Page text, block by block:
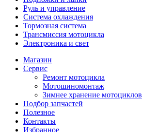
Руль и управление
Система охлаждения
Тормозная система
Трансмиссия мотоцикла
Электроника и свет
Магазин
Сервис
Ремонт мотоцикла
Мотошиномонтаж
Зимнее хранение мотоциклов
Подбор запчастей
Полезное
Контакты
Избранное